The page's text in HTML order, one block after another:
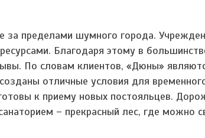
за пределами шумного города.
Благодаря этому в
По словам клиентов, «Дюны»
отличные условия для
к приему новых постояльцев.
– прекрасный лес, где можно